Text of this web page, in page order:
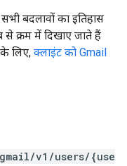
बदलावों का इतिहास
से क्रम में दिखाए जाते हैं
के लिए, क्लाइंट को Gmail
v1/users/{use